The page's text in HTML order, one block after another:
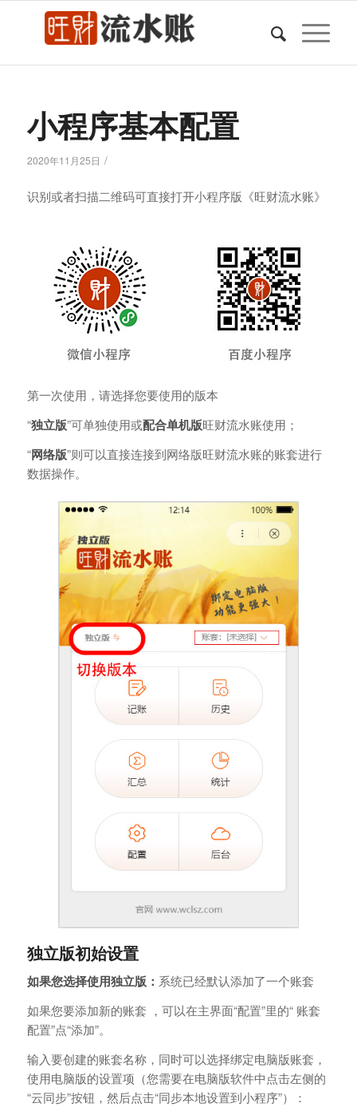
小程序基本配置
2020年11月25日 /
识别或者扫描二维码可直接打开小程序版《旺财流水账》
第一次使用，请选择您要使用的版本
“独立版”可单独使用或配合单机版旺财流水账使用；
“网络版”则可以直接连接到网络版旺财流水账的账套进行
数据操作。
独立版初始设置
如果您选择使用独立版： 系统已经默认添加了一个账套
如果您要添加新的账套 ，可以在主界面“配置”里的“ 账套
配置”点“添加”。
输入要创建的账套名称，同时可以选择绑定电脑版账套，
使用电脑版的设置项（您需要在电脑版软件中点击左侧的
“云同步”按钮，然后点击“同步本地设置到小程序”）：